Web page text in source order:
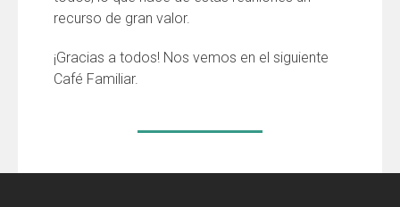
recurso de gran valor.
¡Gracias a todos! Nos vemos en el siguiente
Café Familiar.